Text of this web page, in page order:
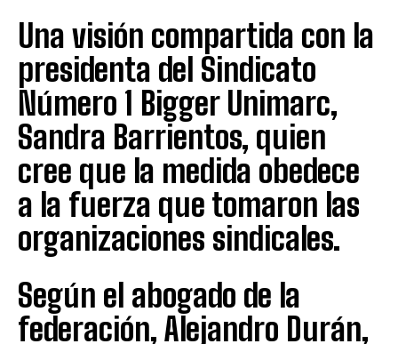
Una visión compartida con la
presidenta del Sindicato
Número 1 Bigger Unimarc,
Sandra Barrientos, quien
cree que la medida obedece
a la fuerza que tomaron las
organizaciones sindicales.
Según el abogado de la
federación, Alejandro Durán,